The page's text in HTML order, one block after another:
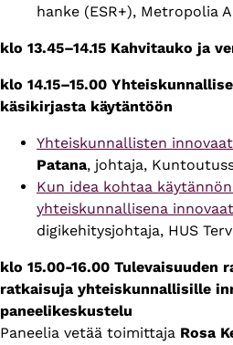
hanke (ESR+), Metropolia
klo 13.45–14.15 Kahvitauko ja
klo 14.15–15.00
käsikirjasta käytäntöön
Yhteiskunnallisten
Patana, johtaja,
Kun idea kohtaa
yhteiskunnallisena
digikehitysjohtaja, HUS
klo 15.00-16.00 Tulevaisuuden
ratkaisuja yhteiskunnallisille
paneelikeskustelu
Paneelia vetää toimittaja Rosa